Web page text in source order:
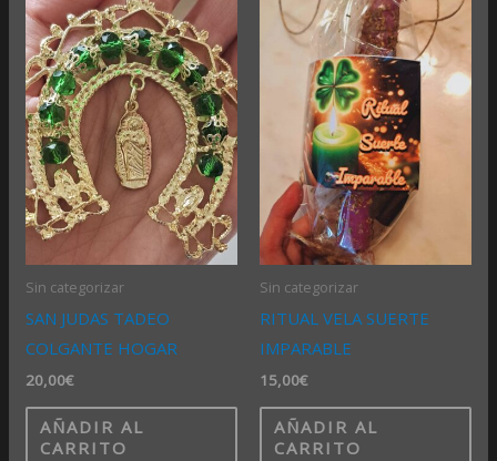
Sin categorizar
SAN JUDAS TADEO
COLGANTE HOGAR
20,00€
AÑADIR AL
CARRITO
Sin categorizar
RITUAL VELA SUERTE
IMPARABLE
15,00€
AÑADIR AL
CARRITO